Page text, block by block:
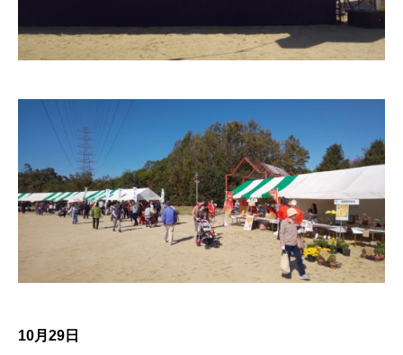
10月29日